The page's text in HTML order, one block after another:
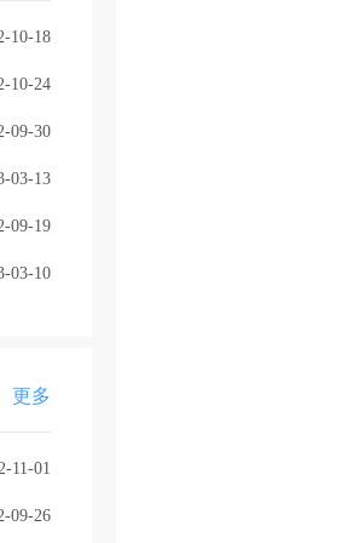
10-18
10-24
09-30
03-13
09-19
03-10
更多
11-01
09-26